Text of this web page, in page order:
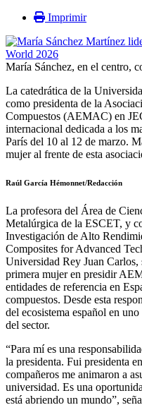
Imprimir
María Sánchez, en el centro,
La catedrática de la
como presidenta de la
Compuestos (AEMAC) en
internacional dedicada a los
París del 10 al 12 de marzo.
mujer al frente de esta
Raúl García Hémonnet/Redacción
La profesora del Área de
Metalúrgica de la ESCET, y
Investigación de Alto
Composites for Advanced
Universidad Rey Juan Carlos,
primera mujer en presidir
entidades de referencia en
compuestos. Desde esta
del ecosistema español en
del sector.
“Para mí es una
la presidenta. Fui presidenta
compañeros me animaron a
universidad. Es una
está abriendo un mundo”,